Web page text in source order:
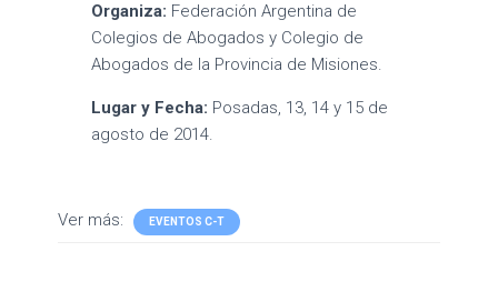
Organiza: Federación Argentina de
Colegios de Abogados y Colegio de
Abogados de la Provincia de Misiones.
Lugar y Fecha: Posadas, 13, 14 y 15 de
agosto de 2014.
Ver más: EVENTOS C-T